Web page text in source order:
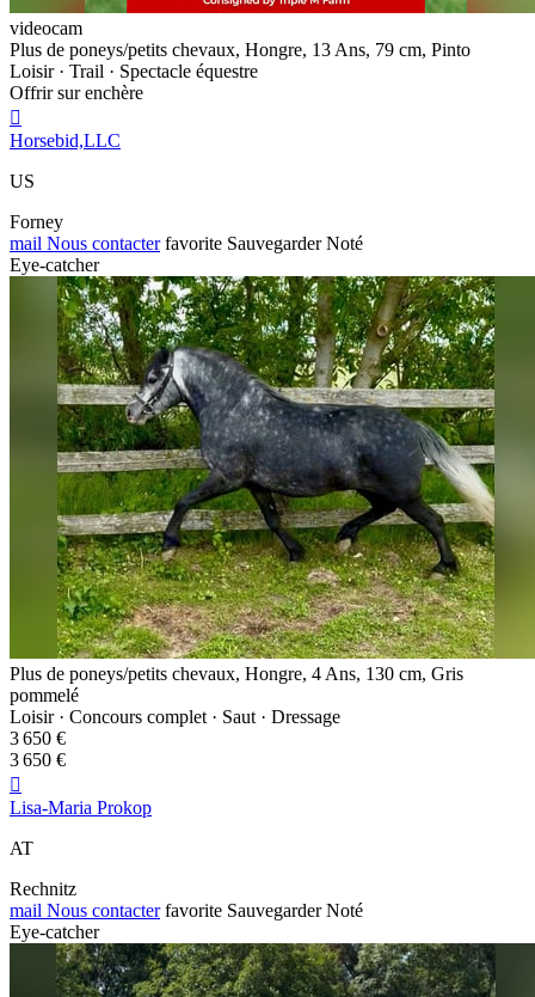
videocam
Plus de poneys/petits chevaux, Hongre, 13 Ans, 79 cm, Pinto
Loisir · Trail · Spectacle équestre
Offrir sur enchère

Horsebid,LLC
US
Forney
mail Nous contacter favorite Sauvegarder Noté
Eye-catcher
Plus de poneys/petits chevaux, Hongre, 4 Ans, 130 cm, Gris
pommelé
Loisir · Concours complet · Saut · Dressage
3 650 €
3 650 €

Lisa-Maria Prokop
AT
Rechnitz
mail Nous contacter favorite Sauvegarder Noté
Eye-catcher